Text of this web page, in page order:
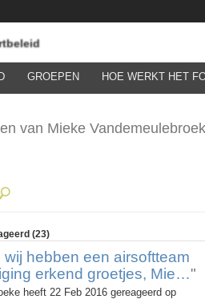
GROEPEN HOE WERKT HET
van Mieke
(23)
wij hebben een airsoftteam
erkend groetjes, Mie…"
heeft 22 Feb 2016 gereageerd op